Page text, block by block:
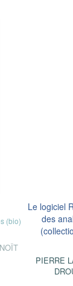
(bio)
Le logiciel
des
PIERRE